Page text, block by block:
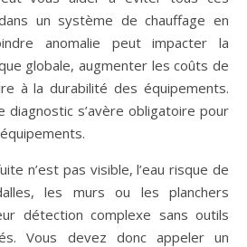
un système de chauffage en
anomalie peut impacter la
globale, augmenter les coûts de
à la durabilité des équipements.
diagnostic s’avère obligatoire pour
n’est pas visible, l’eau risque de
les murs ou les planchers
détection complexe sans outils
Vous devez donc appeler un